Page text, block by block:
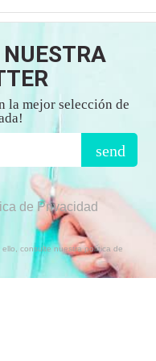
la mejor selección de
send
de Privacidad
consulte nuestra política de